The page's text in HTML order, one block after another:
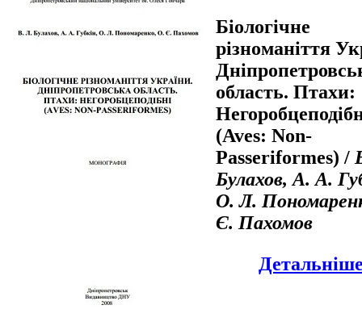
Біологічне
різноманіття
область. Птахи:
(Aves: Non-
Passeriformes) /
Булахов, А. А.
О. Л.
Є. Пахомов